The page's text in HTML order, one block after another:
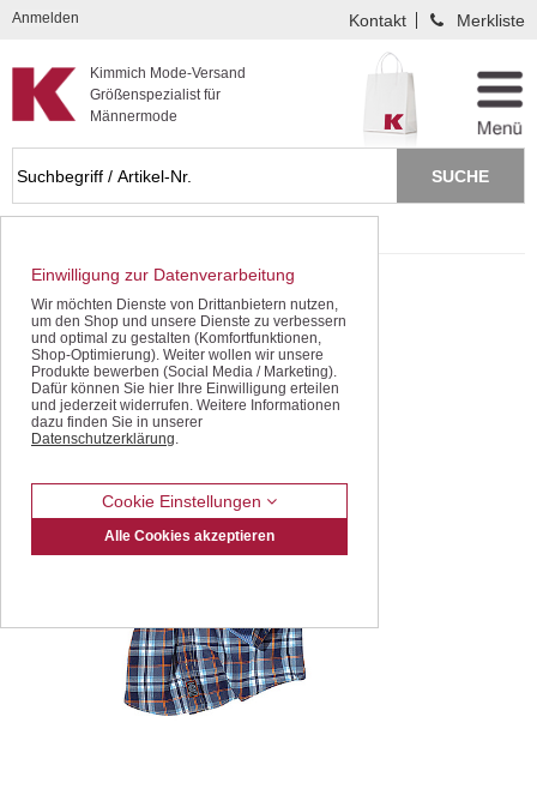
Kompletten Head der Seite überspringen
Kimmich Mode-Versand
Größenspezialist für
Männermode
Anmelden Kontakt Merkliste
Einwilligung zur Datenverarbeitung
Wir möchten Dienste von Drittanbietern nutzen,
um den Shop und unsere Dienste zu verbessern
und optimal zu gestalten (Komfortfunktionen,
Shop-Optimierung). Weiter wollen wir unsere
Produkte bewerben (Social Media / Marketing).
Dafür können Sie hier Ihre Einwilligung erteilen
und jederzeit widerrufen. Weitere Informationen
dazu finden Sie in unserer
Datenschutzerklärung.
Cookie Einstellungen
Alle Cookies akzeptieren